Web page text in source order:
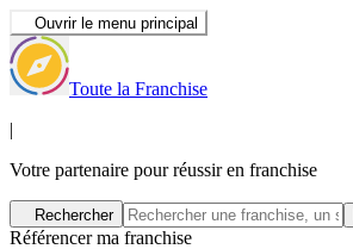
Ouvrir le menu principal
Toute la Franchise
|
Votre partenaire pour réussir en franchise
Rechercher
Référencer ma franchise